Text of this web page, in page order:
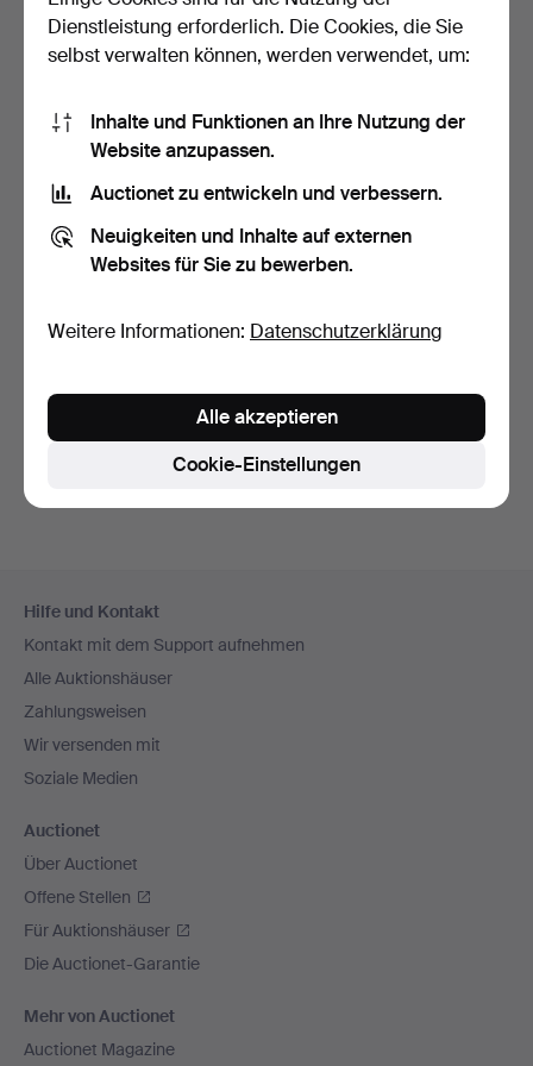
"På kvällen",…
Sie können auch in
Beendete Auktionen aus unserem
Navigation
Hilfe und Kontakt
Kontakt mit dem Support aufnehmen
Alle Auktionshäuser
Zahlungsweisen
Wir versenden mit
Soziale Medien
Auctionet
Über Auctionet
Offene Stellen
Für Auktionshäuser
Die Auctionet-Garantie
Mehr von Auctionet
Auctionet Magazine
Dienstleistung erforderlich. Die Cookies, die Sie
selbst verwalten können, werden verwendet, um:
Inhalte und Funktionen an Ihre Nutzung der
Website anzupassen.
Auctionet zu entwickeln und verbessern.
Neuigkeiten und Inhalte auf externen
Websites für Sie zu bewerben.
Weitere Informationen: Datenschutzerklärung
Cookie-Einstellungen
Alle akzeptieren